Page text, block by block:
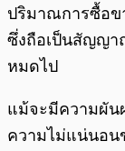
ปริมาณการซื้อข
ซึ่งถือเป็นสัญญา
หมดไป
แม้จะมีความผัน
ความไม่แน่นอน